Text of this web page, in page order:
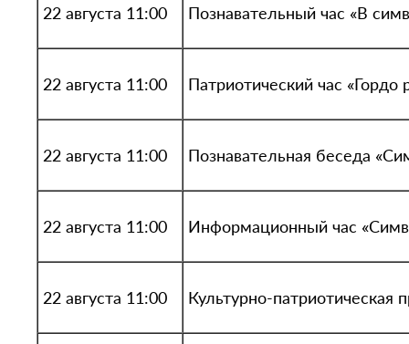
22 августа 11:00 Познавательный час «В
22 августа 11:00 Патриотический час «Гордо
22 августа 11:00 Познавательная беседа
22 августа 11:00 Информационный час
22 августа 11:00 Культурно-